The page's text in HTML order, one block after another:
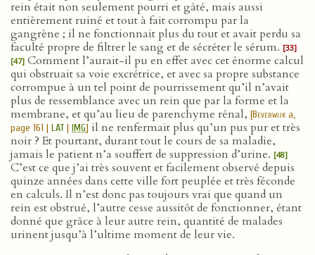
rein était non seulement pourri et gâté, mais aussi
entièrement ruiné et tout à fait corrompu par la
gangrène ; il ne fonctionnait plus du tout et avait perdu sa
faculté propre de filtrer le sang et de sécréter le sérum. [33]
[47] Comment l’aurait-il pu en effet avec cet énorme calcul
qui obstruait sa voie excrétrice, et avec sa propre substance
corrompue à un tel point de pourrissement qu’il n’avait
plus de ressemblance avec un rein que par la forme et la
membrane, et qu’au lieu de parenchyme rénal, [Beverwijk a,
page 161 | LAT| IMG] il ne renfermait plus qu’un pus pur et très
noir ? Et pourtant, durant tout le cours de sa maladie,
jamais le patient n’a souffert de suppression d’urine. [48]
C’est ce que j’ai très souvent et facilement observé depuis
quinze années dans cette ville fort peuplée et très féconde
en calculs. Il n’est donc pas toujours vrai que quand un
rein est obstrué, l’autre cesse aussitôt de fonctionner, étant
donné que grâce à leur autre rein, quantité de malades
urinent jusqu’à l’ultime moment de leur vie.